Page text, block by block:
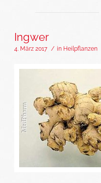
Ingwer
4. März 2017 / in Heilpflanzen